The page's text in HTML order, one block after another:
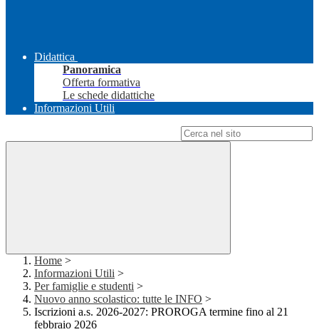
Didattica
Panoramica
Offerta formativa
Le schede didattiche
Informazioni Utili
Home >
Informazioni Utili >
Per famiglie e studenti >
Nuovo anno scolastico: tutte le INFO >
Iscrizioni a.s. 2026-2027: PROROGA termine fino al 21
febbraio 2026